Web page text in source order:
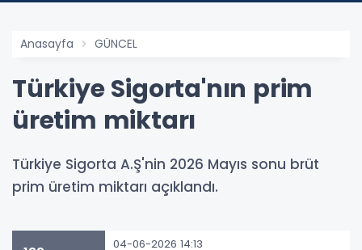
Anasayfa GÜNCEL
Türkiye Sigorta'nın prim
üretim miktarı
Türkiye Sigorta A.Ş'nin 2026 Mayıs sonu brüt
prim üretim miktarı açıklandı.
04-06-2026 14:13